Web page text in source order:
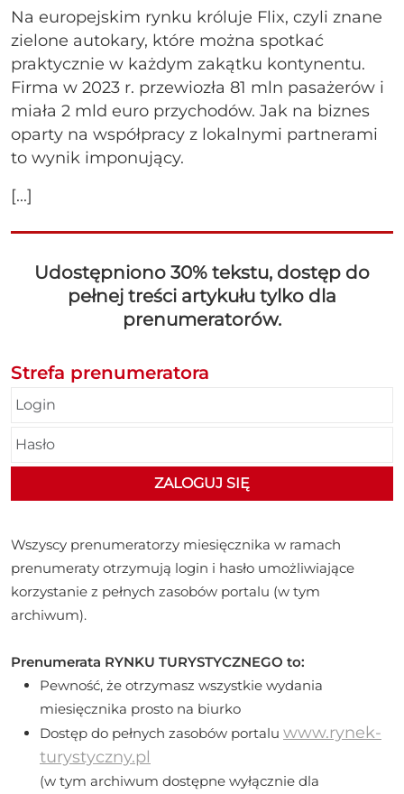
Na europejskim rynku króluje Flix, czyli znane
zielone autokary, które można spotkać
praktycznie w każdym zakątku kontynentu.
Firma w 2023 r. przewiozła 81 mln pasażerów i
miała 2 mld euro przychodów. Jak na biznes
oparty na współpracy z lokalnymi partnerami
to wynik imponujący.
[...]
Udostępniono 30% tekstu, dostęp do
pełnej treści artykułu tylko dla
prenumeratorów.
Strefa prenumeratora
Wszyscy prenumeratorzy miesięcznika w ramach
prenumeraty otrzymują login i hasło umożliwiające
korzystanie z pełnych zasobów portalu (w tym
archiwum).
Prenumerata RYNKU TURYSTYCZNEGO to:
Pewność, że otrzymasz wszystkie wydania
miesięcznika prosto na biurko
Dostęp do pełnych zasobów portalu www.rynek-
turystyczny.pl
(w tym archiwum dostępne wyłącznie dla